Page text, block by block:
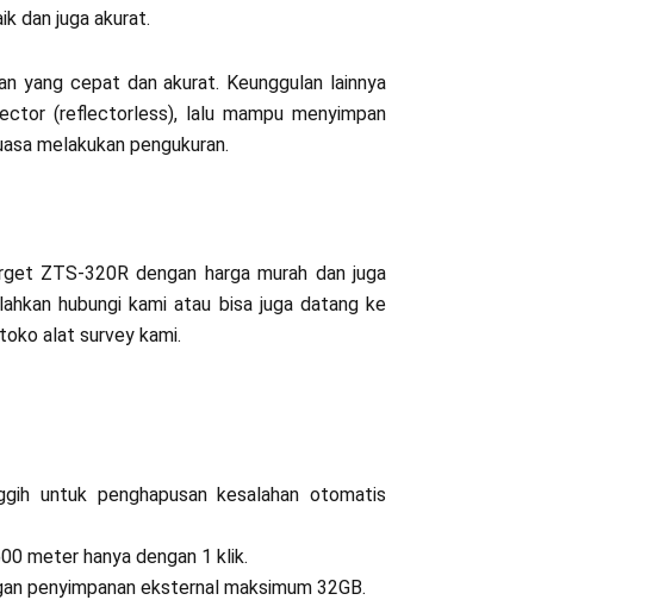
dan juga akurat.
yang cepat dan akurat. Keunggulan lainnya
(reflectorless), lalu mampu menyimpan
melakukan pengukuran.
ZTS-320R dengan harga murah dan juga
hubungi kami atau bisa juga datang ke
alat survey kami.
untuk penghapusan kesalahan otomatis
meter hanya dengan 1 klik.
penyimpanan eksternal maksimum 32GB.